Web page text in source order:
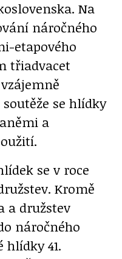
Na
náročného
etapového
třiadvacet
se hlídky
a
se v roce
Kromě
a družstev
náročného
41.